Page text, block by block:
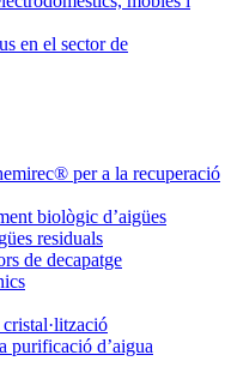
en el sector de
per a la recuperació
biològic d’aigües
residuals
de decapatge
purificació d’aigua